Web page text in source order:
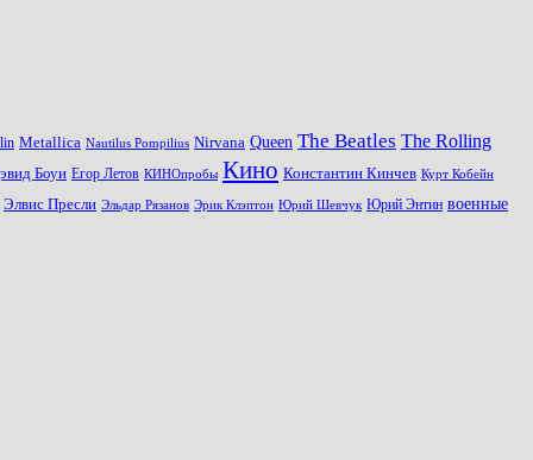
Metallica Nautilus Pompilius Nirvana Queen The Beatles The Rolling
Боуи Егор Летов КИНОпробы Кино Константин Кинчев Курт Кобейн
Элвис Пресли Эльдар Рязанов Эрик Клэптон Юрий Шевчук Юрий Энтин военные